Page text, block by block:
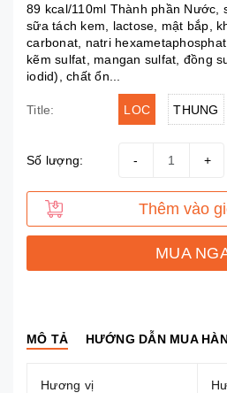
89 kcal/110ml Thành phần Nước,
sữa tách kem, lactose, mật bắp,
carbonat, natri
kẽm sulfat, mangan sulfat, đồng
iodid), chất ổn...
Title: LOC THUNG
Số lượng: +
-
Thêm vào
MUA
MÔ TẢ HƯỚNG DẪN MUA
Hương vị